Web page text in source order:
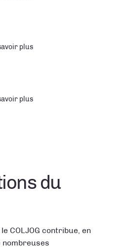
plus
plus
du
COLJOG contribue, en
nombreuses